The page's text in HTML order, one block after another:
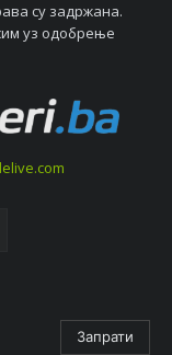
су задржана.
уз одобрeњe
Запрати